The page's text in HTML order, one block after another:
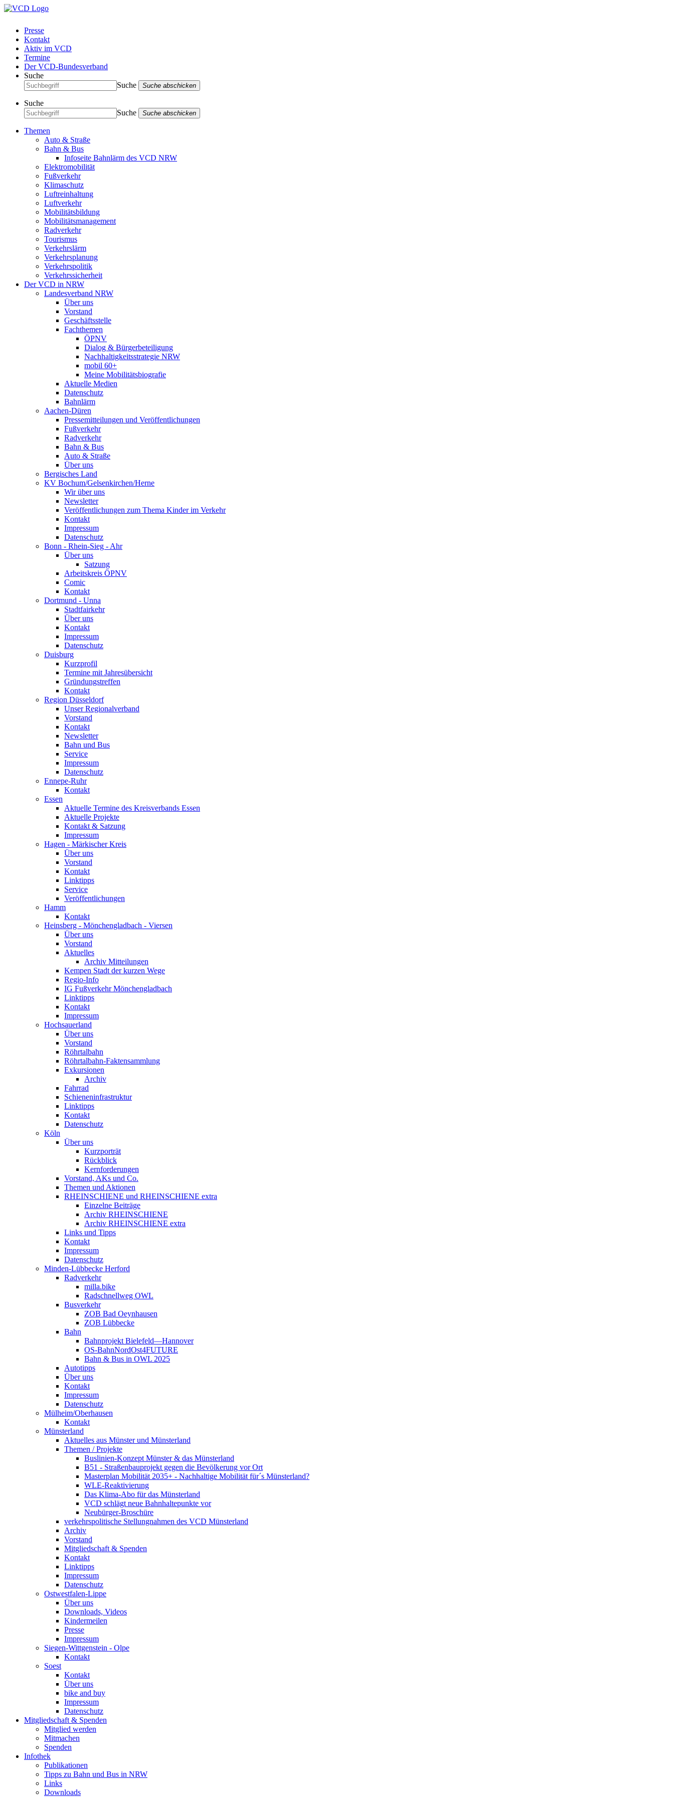
Presse
Kontakt
Aktiv im VCD
Termine
Der VCD-Bundesverband
Suche
Suche
Suche abschicken
Suche
Suche
Suche abschicken
Themen
Auto & Straße
Bahn & Bus
Infoseite Bahnlärm des VCD NRW
Elektromobilität
Fußverkehr
Klimaschutz
Luftreinhaltung
Luftverkehr
Mobilitätsbildung
Mobilitätsmanagement
Radverkehr
Tourismus
Verkehrslärm
Verkehrsplanung
Verkehrspolitik
Verkehrssicherheit
Der VCD in NRW
Landesverband NRW
Über uns
Vorstand
Geschäftsstelle
Fachthemen
ÖPNV
Dialog & Bürgerbeteiligung
Nachhaltigkeitsstrategie NRW
mobil 60+
Meine Mobilitätsbiografie
Aktuelle Medien
Datenschutz
Bahnlärm
Aachen-Düren
Pressemitteilungen und Veröffentlichungen
Fußverkehr
Radverkehr
Bahn & Bus
Auto & Straße
Über uns
Bergisches Land
KV Bochum/Gelsenkirchen/Herne
Wir über uns
Newsletter
Veröffentlichungen zum Thema Kinder im Verkehr
Kontakt
Impressum
Datenschutz
Bonn - Rhein-Sieg - Ahr
Über uns
Satzung
Arbeitskreis ÖPNV
Comic
Kontakt
Dortmund - Unna
Stadtfairkehr
Über uns
Kontakt
Impressum
Datenschutz
Duisburg
Kurzprofil
Termine mit Jahresübersicht
Gründungstreffen
Kontakt
Region Düsseldorf
Unser Regionalverband
Vorstand
Kontakt
Newsletter
Bahn und Bus
Service
Impressum
Datenschutz
Ennepe-Ruhr
Kontakt
Essen
Aktuelle Termine des Kreisverbands Essen
Aktuelle Projekte
Kontakt & Satzung
Impressum
Hagen - Märkischer Kreis
Über uns
Vorstand
Kontakt
Linktipps
Service
Veröffentlichungen
Hamm
Kontakt
Heinsberg - Mönchengladbach - Viersen
Über uns
Vorstand
Aktuelles
Archiv Mitteilungen
Kempen Stadt der kurzen Wege
Regio-Info
IG Fußverkehr Mönchengladbach
Linktipps
Kontakt
Impressum
Hochsauerland
Über uns
Vorstand
Röhrtalbahn
Röhrtalbahn-Faktensammlung
Exkursionen
Archiv
Fahrrad
Schieneninfrastruktur
Linktipps
Kontakt
Datenschutz
Köln
Über uns
Kurzporträt
Rückblick
Kernforderungen
Vorstand, AKs und Co.
Themen und Aktionen
RHEINSCHIENE und RHEINSCHIENE extra
Einzelne Beiträge
Archiv RHEINSCHIENE
Archiv RHEINSCHIENE extra
Links und Tipps
Kontakt
Impressum
Datenschutz
Minden-Lübbecke Herford
Radverkehr
milla.bike
Radschnellweg OWL
Busverkehr
ZOB Bad Oeynhausen
ZOB Lübbecke
Bahn
Bahnprojekt Bielefeld—Hannover
OS-BahnNordOst4FUTURE
Bahn & Bus in OWL 2025
Autotipps
Über uns
Kontakt
Impressum
Datenschutz
Mülheim/Oberhausen
Kontakt
Münsterland
Aktuelles aus Münster und Münsterland
Themen / Projekte
Buslinien-Konzept Münster & das Münsterland
B51 - Straßenbauprojekt gegen die Bevölkerung vor Ort
Masterplan Mobilität 2035+ - Nachhaltige Mobilität für´s Münsterland?
WLE-Reaktivierung
Das Klima-Abo für das Münsterland
VCD schlägt neue Bahnhaltepunkte vor
Neubürger-Broschüre
verkehrspolitische Stellungnahmen des VCD Münsterland
Archiv
Vorstand
Mitgliedschaft & Spenden
Kontakt
Linktipps
Impressum
Datenschutz
Ostwestfalen-Lippe
Über uns
Downloads, Videos
Kindermeilen
Presse
Impressum
Siegen-Wittgenstein - Olpe
Kontakt
Soest
Kontakt
Über uns
bike and buy
Impressum
Datenschutz
Mitgliedschaft & Spenden
Mitglied werden
Mitmachen
Spenden
Infothek
Publikationen
Tipps zu Bahn und Bus in NRW
Links
Downloads